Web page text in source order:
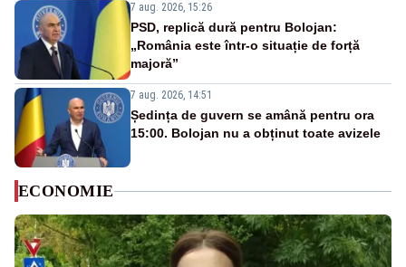
7 aug. 2026, 15:26
PSD, replică dură pentru Bolojan:
„România este într-o situație de forță
majoră”
7 aug. 2026, 14:51
Ședința de guvern se amână pentru ora
15:00. Bolojan nu a obținut toate avizele
ECONOMIE